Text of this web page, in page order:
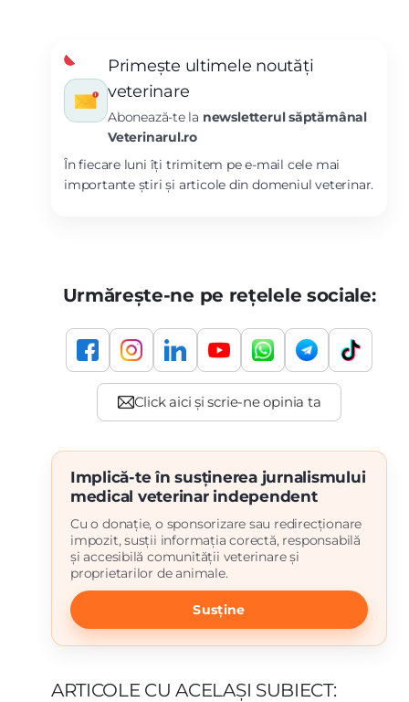
Primește ultimele noutăți
veterinare
Abonează-te la newsletterul săptămânal
Veterinarul.ro
În fiecare luni îți trimitem pe e-mail cele mai
importante știri și articole din domeniul veterinar.
Urmărește-ne pe rețelele sociale:
Implică-te în susținerea jurnalismului
medical veterinar independent
Cu o donație, o sponsorizare sau redirecționare
impozit, susții informația corectă, responsabilă
și accesibilă comunității veterinare și
proprietarilor de animale.
Susține
ARTICOLE CU ACELAȘI SUBIECT: